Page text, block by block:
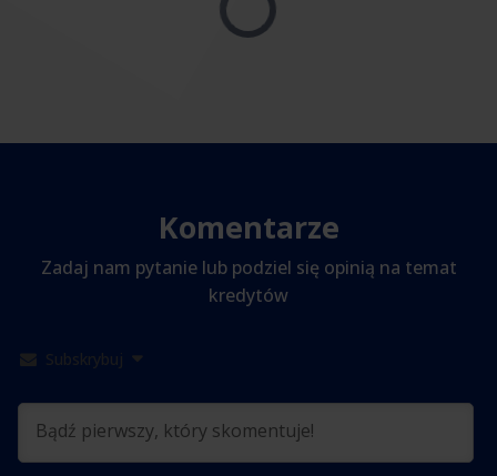
Komentarze
Zadaj nam pytanie lub podziel się opinią na temat
kredytów
Subskrybuj